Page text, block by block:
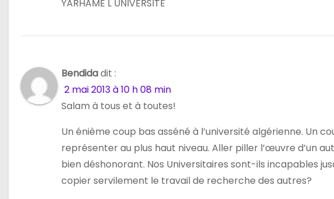
YARHAME L UNIVERSITE
Bendidadit :
2 mai 2013 à 10 h 08 min
Salam à tous et à toutes!
Un énième coup bas asséné à l’université algérienne. Un
représenter au plus haut niveau. Aller piller l’œuvre d’un
bien déshonorant. Nos Universitaires sont-ils incapables
copier servilement le travail de recherche des autres?